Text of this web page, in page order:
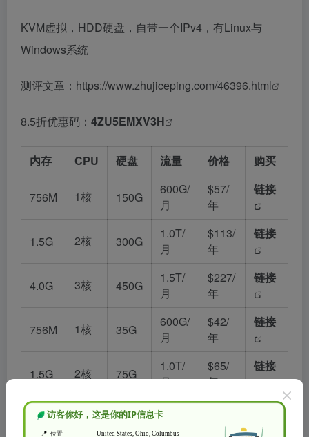
KVM虚拟，HDD硬盘，自带一个IPv4，有Linux与
Windows系统
测评文章： https://www.zhujiceping.com/46396.html
8.5折优惠码： 4ZU5EMXV3H
内存 CPU 硬盘 流量 价格 购买
756M 1核 150G
600G/
月
$57/
年
链接
1.5G 2核 300G
1.0T/
月
$113/
年
链接
4.0G 3核 450G
1.5T/
月
$227/
年
链接
756M 1核 35G
600G/
月
$42/
年
链接
1.5G 2核 75G
1.0T/
月
$65/
年
链接
4G 3核 150G
1.5T/
月
年